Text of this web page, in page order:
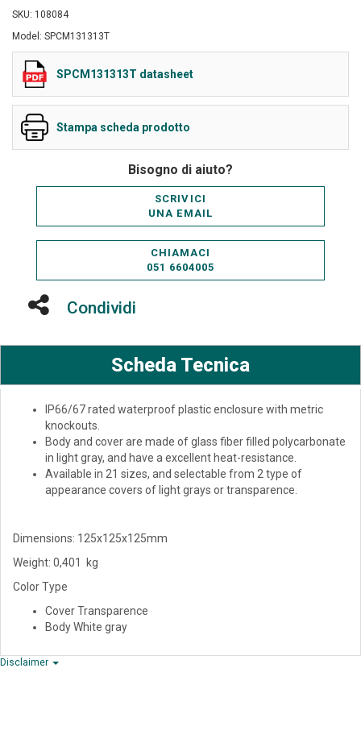
SKU: 108084
Model: SPCM131313T
SPCM131313T datasheet
Stampa scheda prodotto
Bisogno di aiuto?
SCRIVICI
UNA EMAIL
CHIAMACI
051 6604005
Condividi
Scheda Tecnica
IP66/67 rated waterproof plastic enclosure with metric
knockouts.
Body and cover are made of glass fiber filled polycarbonate
in light gray, and have a excellent heat-resistance.
Available in 21 sizes, and selectable from 2 type of
appearance covers of light grays or transparence.
Dimensions: 125x125x125mm
Weight: 0,401 kg
Color Type
Cover Transparence
Body White gray
Disclaimer